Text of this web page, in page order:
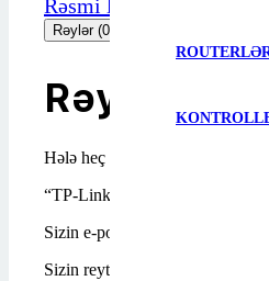
Rəsmi link
Rəylər (0)
Rəylər
Hələ heç bir rəy yoxdur.
“TP-Link Tapo A100”i ilk
Sizin e-poçt ünvanınız dərc
Sizin reytinqiniz